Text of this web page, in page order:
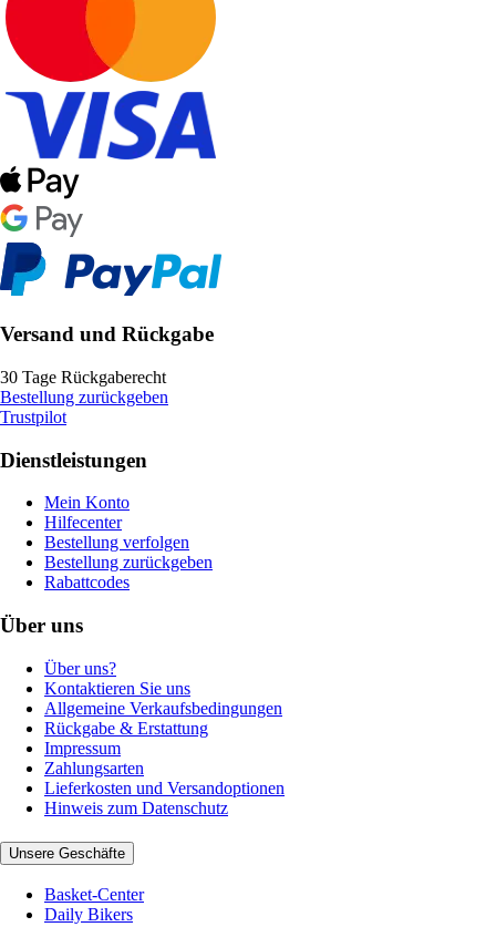
Versand und Rückgabe
30 Tage Rückgaberecht
Bestellung zurückgeben
Trustpilot
Dienstleistungen
Mein Konto
Hilfecenter
Bestellung verfolgen
Bestellung zurückgeben
Rabattcodes
Über uns
Über uns?
Kontaktieren Sie uns
Allgemeine Verkaufsbedingungen
Rückgabe & Erstattung
Impressum
Zahlungsarten
Lieferkosten und Versandoptionen
Hinweis zum Datenschutz
Unsere Geschäfte
Basket-Center
Daily Bikers